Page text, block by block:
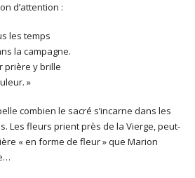
d’attention :
les temps
la campagne.
prière y brille
»
combien le sacré s’incarne dans les
Les fleurs prient près de la Vierge, peut-
« en forme de fleur » que Marion